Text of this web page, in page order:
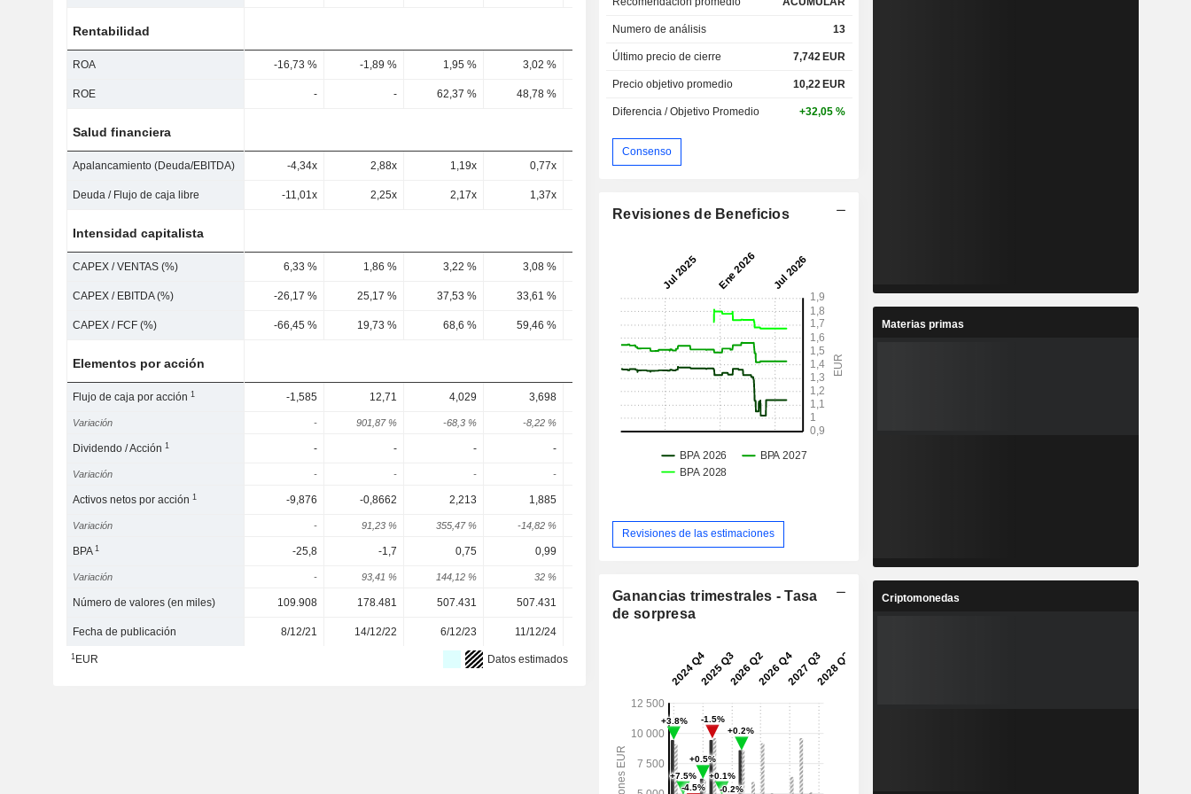
Rentabilidad
ROA -16,73 % -1,89 % 1,95 % 3,02 %
ROE - - 62,37 % 48,78 %
Salud financiera
Apalancamiento (Deuda/EBITDA) -4,34x 2,88x 1,19x 0,77x 0,57x
Deuda / Flujo de caja libre -11,01x 2,25x 2,17x 1,37x
Intensidad capitalista
CAPEX / VENTAS (%) 6,33 % 1,86 % 3,22 % 3,08 % 3,87 % 3,77 %
CAPEX / EBITDA (%) -26,17 % 25,17 % 37,53 % 33,61 % 32,52 % 42,11 % 37,99 % 35,72 %
CAPEX / FCF (%) -66,45 % 19,73 % 68,6 % 59,46 % 161,33 % 561,11 % 125,6 %
Elementos por acción
Flujo de caja por acción1 -1,585 12,71 4,029 3,698 3,405
Variación - 901,87 % -68,3 % -8,22 % -0,28 % -16,05 % 10,01 %
Dividendo / Acción1 - - - - 0,1658 0,2348
Variación - - - - 65,75 %
Activos netos por acción1 -9,876 -0,8662 2,213 1,885
Variación - 91,23 % 355,47 % -14,82 % 84,27 % 13,02 % 23,69 %
BPA1 -25,8 -1,7 0,75 0,99 1,17 1,136 1,426
Variación - 93,41 % 144,12 % 32 %
Número de valores (en miles) 109.908 178.481 507.431 507.431 507.431 507.431 507.431
Fecha de publicación 8/12/21 14/12/22 6/12/23 11/12/24
1EUR Datos estimados
Numero de análisis 13
Último precio de cierre 7,742 EUR
Precio objetivo promedio 10,22 EUR
Diferencia / Objetivo Promedio +32,05 %
Consenso
Revisiones de Beneficios
Revisiones de las estimaciones
Ganancias trimestrales - Tasa
de sorpresa
Materias primas
Criptomonedas